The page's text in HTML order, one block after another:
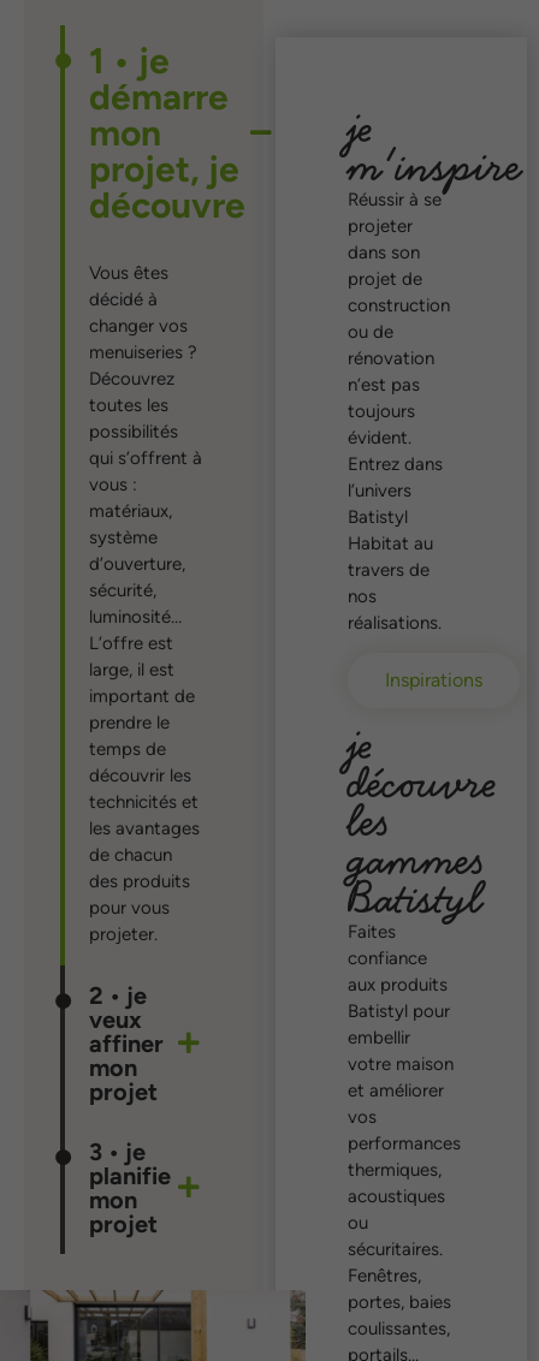
1 • je
démarre
mon
projet, je
découvre
Vous êtes
décidé à
changer vos
menuiseries ?
Découvrez
toutes les
possibilités
qui s’offrent à
vous :
matériaux,
système
d’ouverture,
sécurité,
luminosité…
L’offre est
large, il est
important de
prendre le
temps de
découvrir les
technicités et
les avantages
de chacun
des produits
pour vous
projeter.
2 • je
veux
affiner
mon
projet
3 • je
planifie
mon
projet
je
m'inspire
Réussir à se
projeter
dans son
projet de
construction
ou de
rénovation
n’est pas
toujours
évident.
Entrez dans
l’univers
Batistyl
Habitat au
travers de
nos
réalisations.
Inspirations
je
découvre
les
gammes
Batistyl
Faites
confiance
aux produits
Batistyl pour
embellir
votre maison
et améliorer
vos
performances
thermiques,
acoustiques
ou
sécuritaires.
Fenêtres,
portes, baies
coulissantes,
portails…